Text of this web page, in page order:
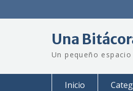
Una
Un pequeño
Inicio